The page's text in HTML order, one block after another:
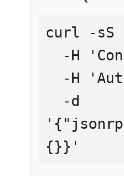
curl -sS
{}}'